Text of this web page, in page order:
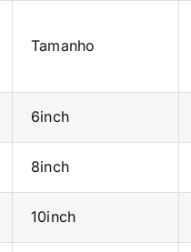
Tamanho
6inch
8inch
10inch